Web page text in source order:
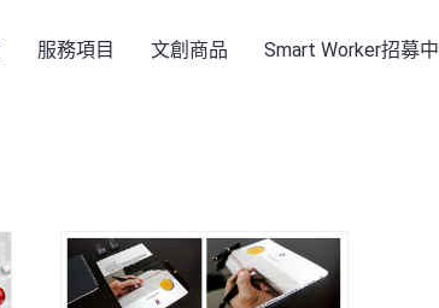
服務項目 文創商品 Smart Worker招募中